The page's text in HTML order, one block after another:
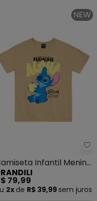
- Camiseta Bege
NEW
Infantil Menino
Meia Malha (Bege)
79,99
2x de R$ 39,99 sem juros